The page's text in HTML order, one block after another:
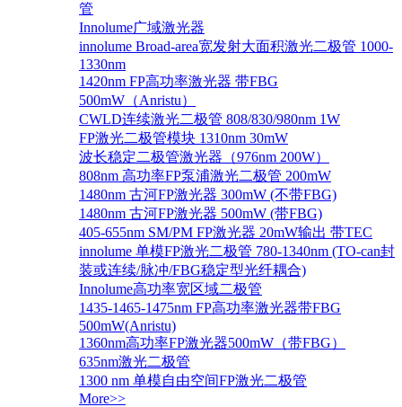
管
Innolume广域激光器
innolume Broad-area宽发射大面积激光二极管 1000-
1330nm
1420nm FP高功率激光器 带FBG
500mW（Anristu）
CWLD连续激光二极管 808/830/980nm 1W
FP激光二极管模块 1310nm 30mW
波长稳定二极管激光器（976nm 200W）
808nm 高功率FP泵浦激光二极管 200mW
1480nm 古河FP激光器 300mW (不带FBG)
1480nm 古河FP激光器 500mW (带FBG)
405-655nm SM/PM FP激光器 20mW输出 带TEC
innolume 单模FP激光二极管 780-1340nm (TO-can封
装或连续/脉冲/FBG稳定型光纤耦合)
Innolume高功率宽区域二极管
1435-1465-1475nm FP高功率激光器带FBG
500mW(Anristu)
1360nm高功率FP激光器500mW（带FBG）
635nm激光二极管
1300 nm 单模自由空间FP激光二极管
More>>